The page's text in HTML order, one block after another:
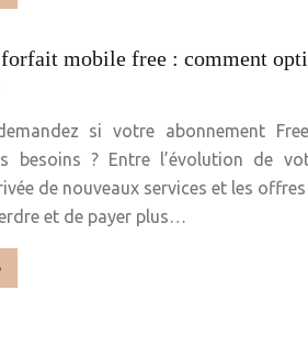
forfait mobile free : comment
si votre abonnement
besoins ? Entre l’évolution de
de nouveaux services et les
et de payer plus…